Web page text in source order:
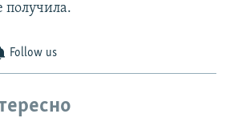
получила.
Follow us